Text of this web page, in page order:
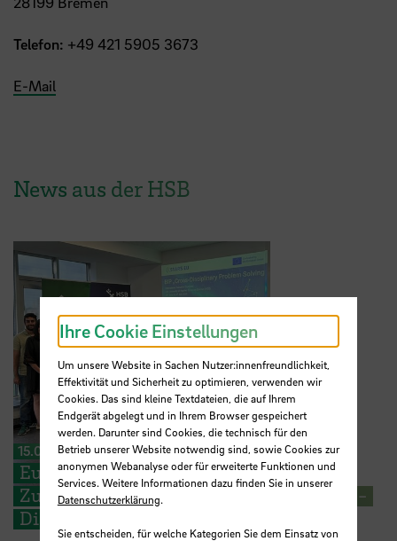
Telefon: +49 421 5905 3673
E-Mail
News aus der HSB
15.07.2026
Europäische Perspektiven für
Zukunftsfragen: STARS EU BIP zu „Cross-
Disciplinary Problem Solving“
Ihre Cookie Einstellungen
Um unsere Website in Sachen Nutzer:innenfreundlichkeit,
Effektivität und Sicherheit zu optimieren, verwenden wir
Cookies. Das sind kleine Textdateien, die auf Ihrem
Endgerät abgelegt und in Ihrem Browser gespeichert
werden. Darunter sind Cookies, die technisch für den
Betrieb unserer Website notwendig sind, sowie Cookies zur
anonymen Webanalyse oder für erweiterte Funktionen und
Services. Weitere Informationen dazu finden Sie in unserer
Datenschutzerklärung.
Sie entscheiden, für welche Kategorien Sie dem Einsatz von